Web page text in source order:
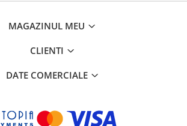
MAGAZINUL MEU
CLIENTI
DATE COMERCIALE